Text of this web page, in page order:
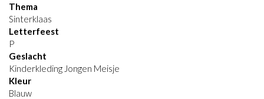
Thema
Sinterklaas
Letterfeest
P
Geslacht
Kinderkleding Jongen Meisje
Kleur
Blauw